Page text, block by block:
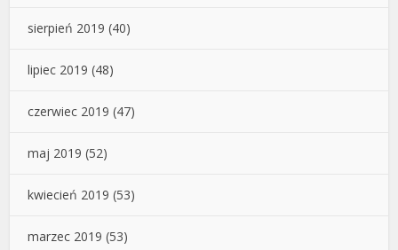
sierpień 2019 (40)
lipiec 2019 (48)
czerwiec 2019 (47)
maj 2019 (52)
kwiecień 2019 (53)
marzec 2019 (53)